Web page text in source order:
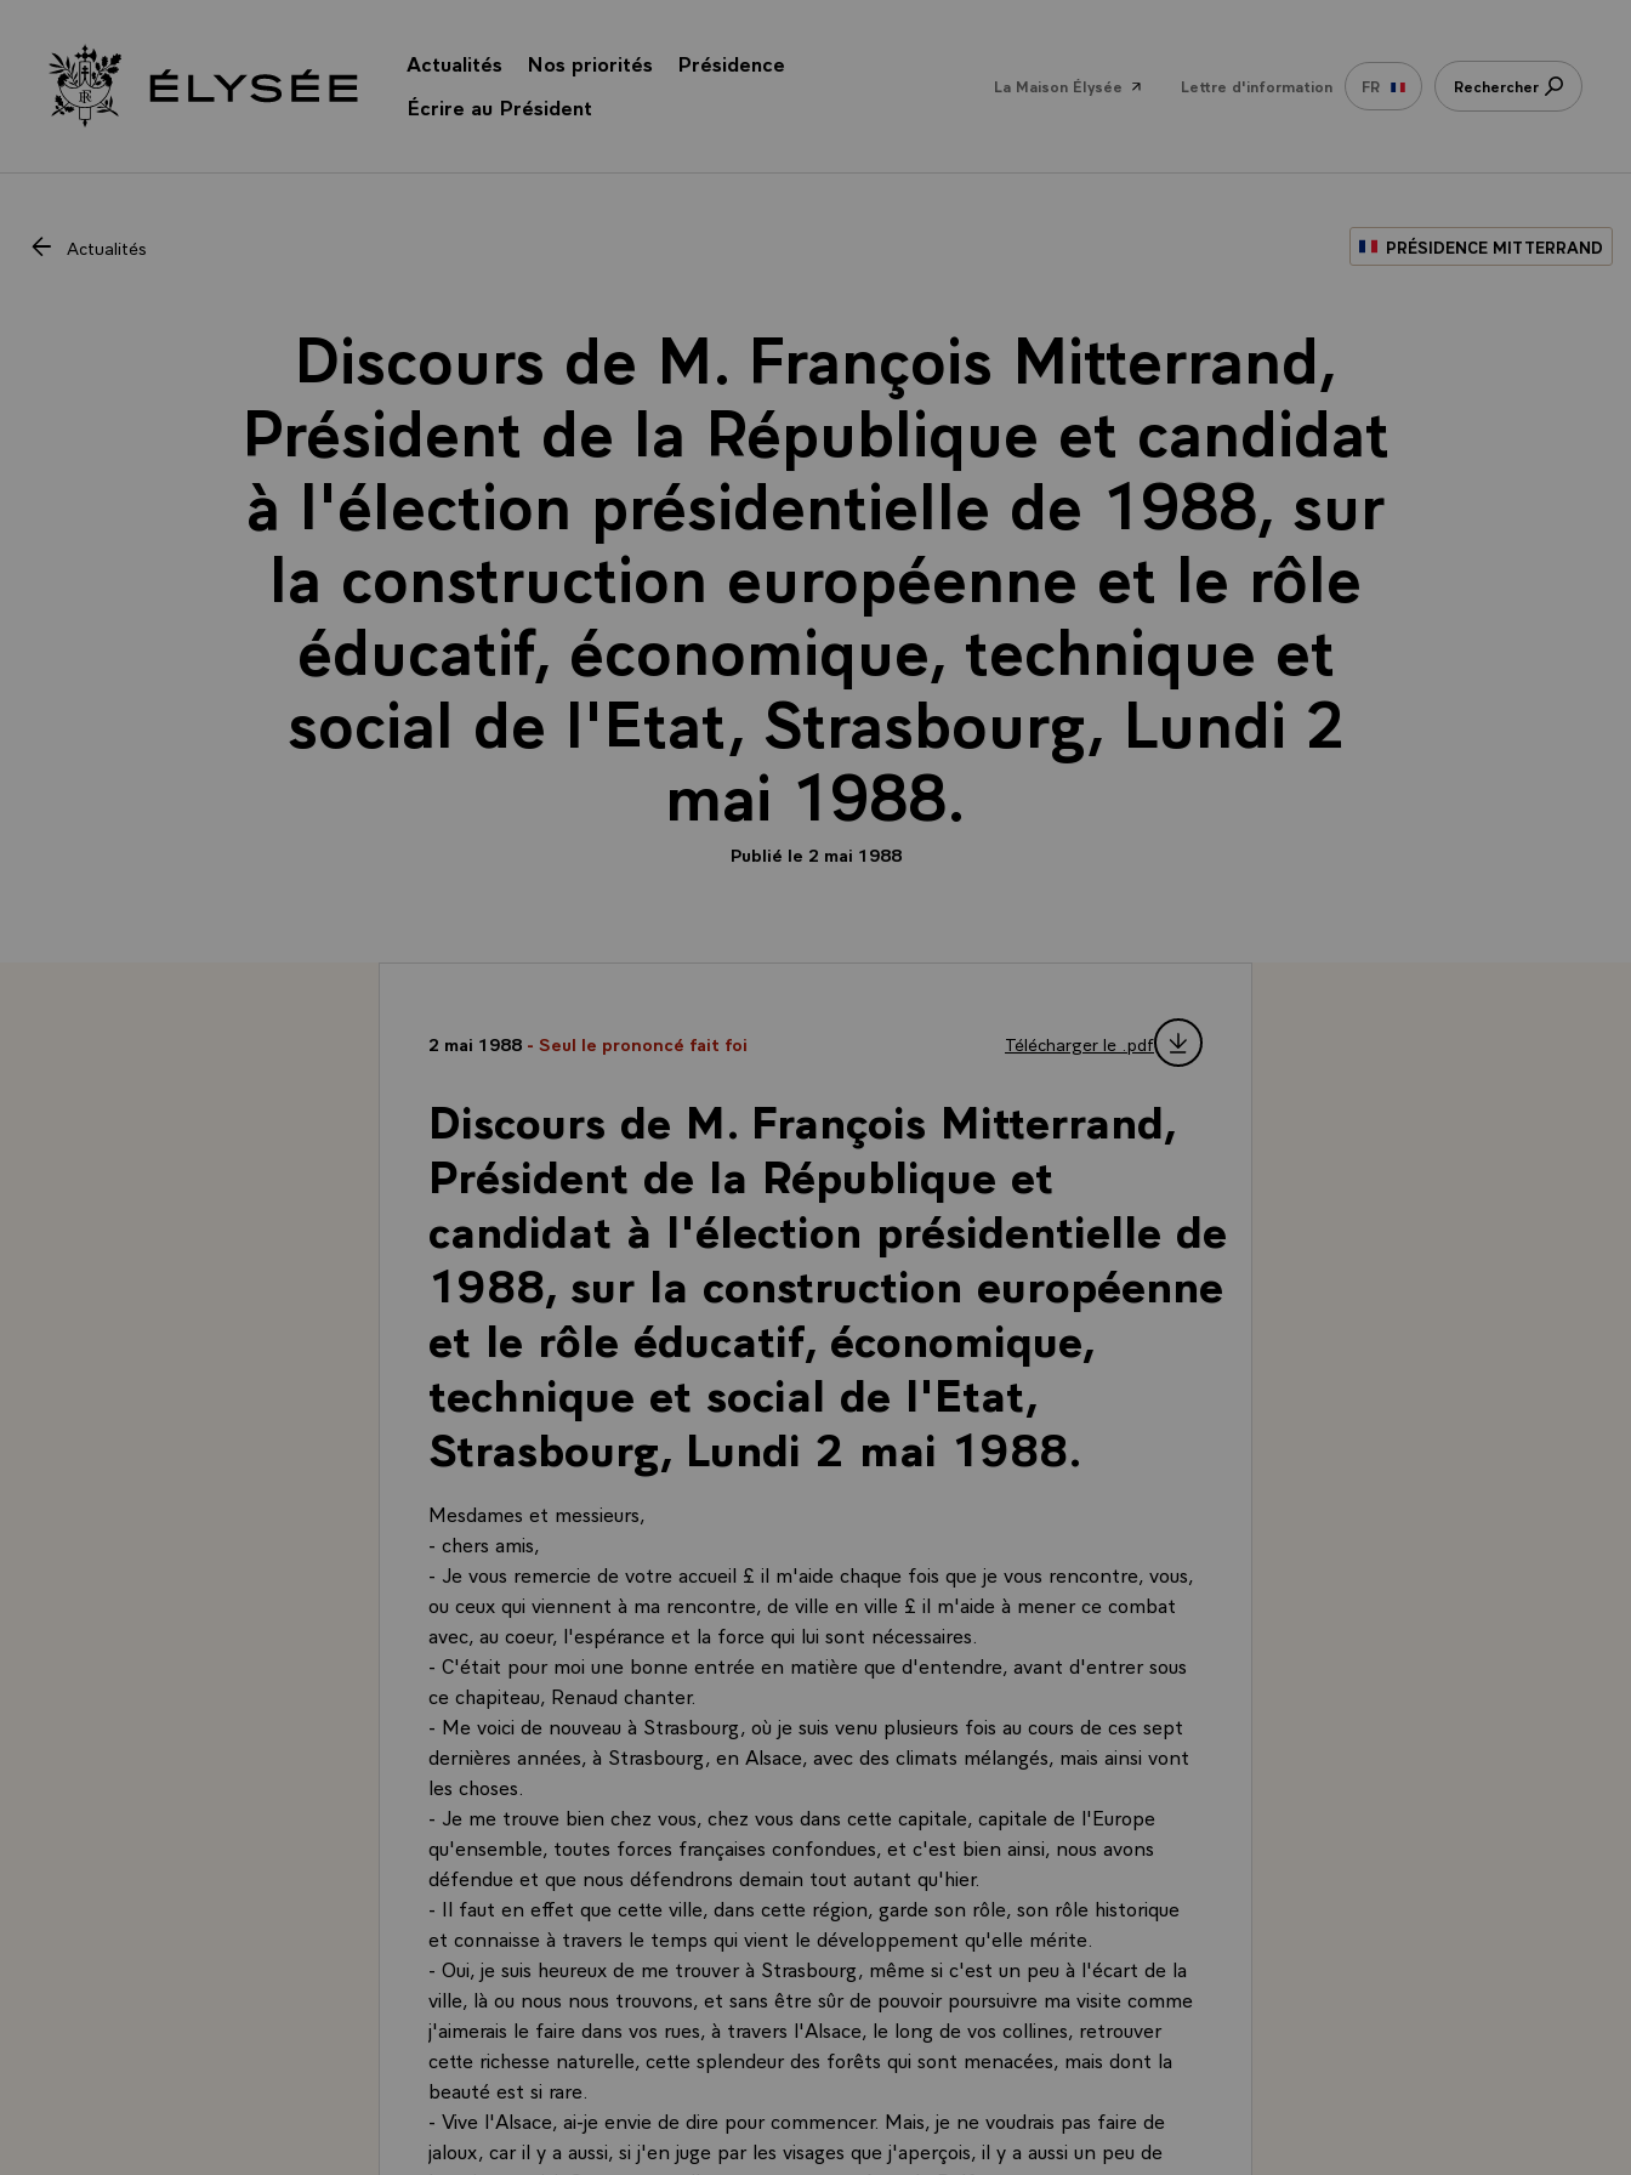
Retour à l’accueil Élysée
Actualités Nos priorités
Présidence
Écrire au Président
La Maison Élysée Lettre d'information FR Rechercher
Actualités PRÉSIDENCE MITTERRAND
Discours de M. François Mitterrand,
Président de la République et candidat
à l'élection présidentielle de 1988, sur
la construction européenne et le rôle
éducatif, économique, technique et
social de l'Etat, Strasbourg, Lundi 2
mai 1988.
Publié le 2 mai 1988
2 mai 1988 - Seul le prononcé fait foi Télécharger le .pdf
Discours de M. François Mitterrand,
Président de la République et
candidat à l'élection présidentielle de
1988, sur la construction européenne
et le rôle éducatif, économique,
technique et social de l'Etat,
Strasbourg, Lundi 2 mai 1988.
Mesdames et messieurs,
- chers amis,
- Je vous remercie de votre accueil £ il m'aide chaque fois que je vous rencontre, vous,
ou ceux qui viennent à ma rencontre, de ville en ville £ il m'aide à mener ce combat
avec, au coeur, l'espérance et la force qui lui sont nécessaires.
- C'était pour moi une bonne entrée en matière que d'entendre, avant d'entrer sous
ce chapiteau, Renaud chanter.
- Me voici de nouveau à Strasbourg, où je suis venu plusieurs fois au cours de ces sept
dernières années, à Strasbourg, en Alsace, avec des climats mélangés, mais ainsi vont
les choses.
- Je me trouve bien chez vous, chez vous dans cette capitale, capitale de l'Europe
qu'ensemble, toutes forces françaises confondues, et c'est bien ainsi, nous avons
défendue et que nous défendrons demain tout autant qu'hier.
- Il faut en effet que cette ville, dans cette région, garde son rôle, son rôle historique
et connaisse à travers le temps qui vient le développement qu'elle mérite.
- Oui, je suis heureux de me trouver à Strasbourg, même si c'est un peu à l'écart de la
ville, là ou nous nous trouvons, et sans être sûr de pouvoir poursuivre ma visite comme
j'aimerais le faire dans vos rues, à travers l'Alsace, le long de vos collines, retrouver
cette richesse naturelle, cette splendeur des forêts qui sont menacées, mais dont la
beauté est si rare.
- Vive l'Alsace, ai-je envie de dire pour commencer. Mais, je ne voudrais pas faire de
jaloux, car il y a aussi, si j'en juge par les visages que j'aperçois, il y a aussi un peu de